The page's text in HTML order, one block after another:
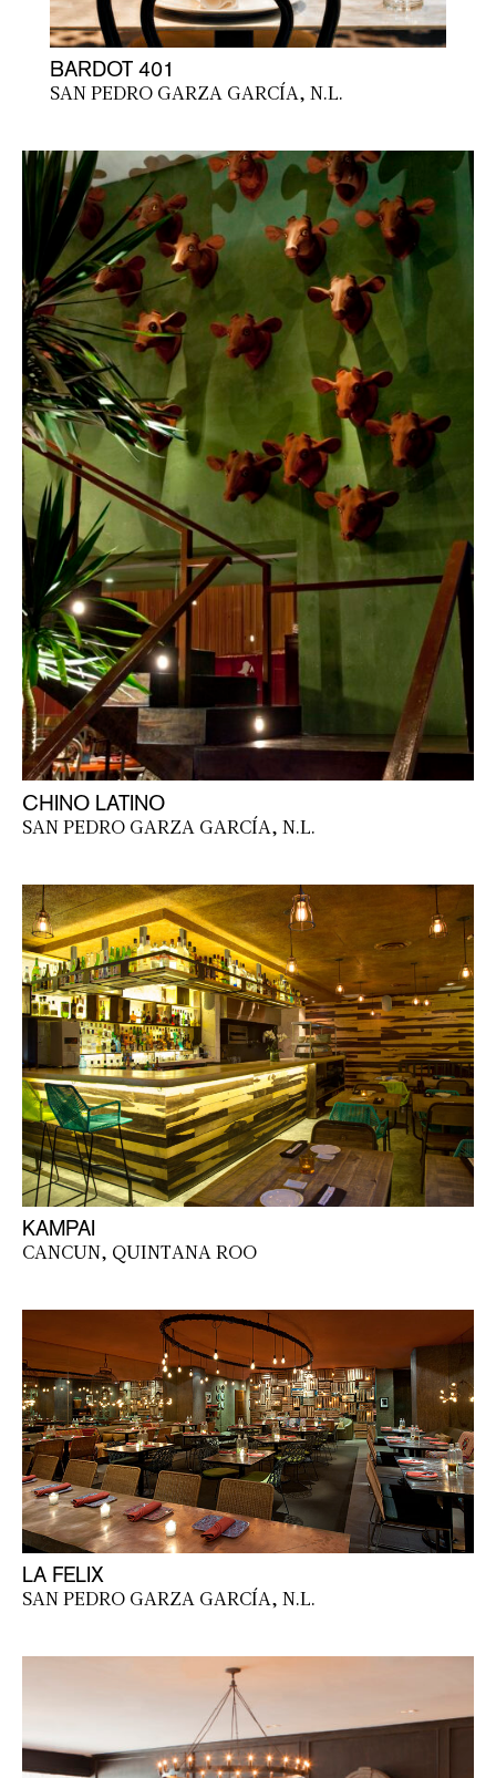
BARDOT 401
SAN PEDRO GARZA GARCÍA, N.L.
CHINO LATINO
SAN PEDRO GARZA GARCÍA, N.L.
KAMPAI
CANCUN, QUINTANA ROO
LA FELIX
SAN PEDRO GARZA GARCÍA, N.L.